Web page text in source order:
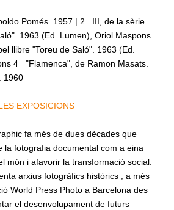
Pomés. 1957 | 2_ III, de la sèrie
1963 (Ed. Lumen), Oriol Maspons
llibre "Toreu de Saló". 1963 (Ed.
4_ "Flamenca", de Ramon Masats.
1960
EXPOSICIONS
fa més de dues dècades que
la fotografia documental com a eina
món i afavorir la transformació social.
arxius fotogràfics històrics , a més
World Press Photo a Barcelona des
el desenvolupament de futurs